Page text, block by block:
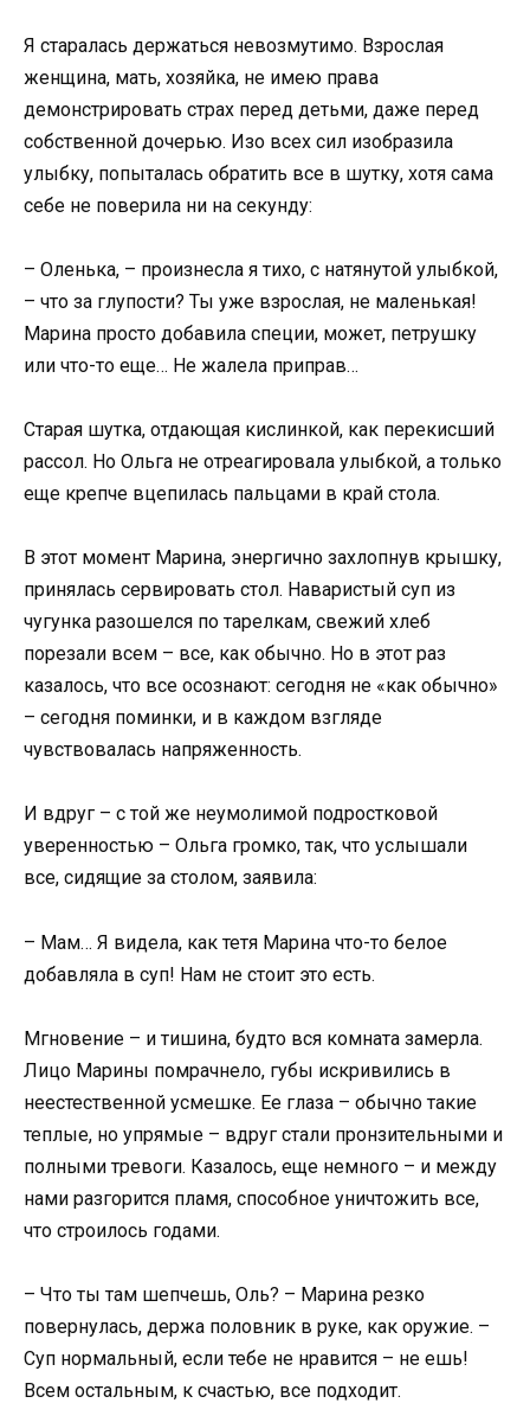
Я старалась держаться невозмутимо. Взрослая
женщина, мать, хозяйка, не имею права
демонстрировать страх перед детьми, даже перед
собственной дочерью. Изо всех сил изобразила
улыбку, попыталась обратить все в шутку, хотя сама
себе не поверила ни на секунду:
– Оленька, – произнесла я тихо, с натянутой улыбкой,
– что за глупости? Ты уже взрослая, не маленькая!
Марина просто добавила специи, может, петрушку
или что-то еще… Не жалела приправ…
Старая шутка, отдающая кислинкой, как перекисший
рассол. Но Ольга не отреагировала улыбкой, а только
еще крепче вцепилась пальцами в край стола.
В этот момент Марина, энергично захлопнув крышку,
принялась сервировать стол. Наваристый суп из
чугунка разошелся по тарелкам, свежий хлеб
порезали всем – все, как обычно. Но в этот раз
казалось, что все осознают: сегодня не «как обычно»
– сегодня поминки, и в каждом взгляде
чувствовалась напряженность.
И вдруг – с той же неумолимой подростковой
уверенностью – Ольга громко, так, что услышали
все, сидящие за столом, заявила:
– Мам… Я видела, как тетя Марина что-то белое
добавляла в суп! Нам не стоит это есть.
Мгновение – и тишина, будто вся комната замерла.
Лицо Марины помрачнело, губы искривились в
неестественной усмешке. Ее глаза – обычно такие
теплые, но упрямые – вдруг стали пронзительными и
полными тревоги. Казалось, еще немного – и между
нами разгорится пламя, способное уничтожить все,
что строилось годами.
– Что ты там шепчешь, Оль? – Марина резко
повернулась, держа половник в руке, как оружие. –
Суп нормальный, если тебе не нравится – не ешь!
Всем остальным, к счастью, все подходит.